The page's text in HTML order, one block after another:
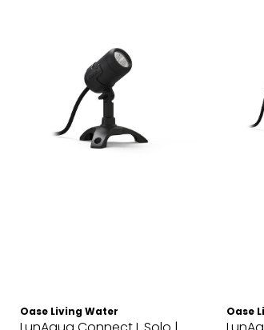
Oase Living Water Oase